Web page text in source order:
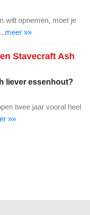
wilt opnemen, moet je
»»
Stavecraft Ash
liever essenhout?
twee jaar vooral heel
»»